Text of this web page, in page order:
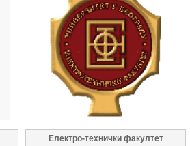
Електро-технички факултет